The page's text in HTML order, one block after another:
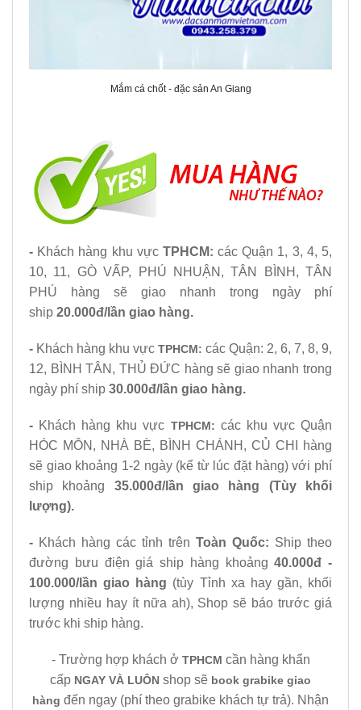
Mắm cá chốt - đặc sản An Giang
- Khách hàng khu vựcTPHCM:các Quận 1, 3, 4, 5,
10, 11, GÒ VẤP, PHÚ NHUẬN, TÂN BÌNH, TÂN
PHÚ hàng sẽ giao nhanh trong ngày phí
ship 20.000đ/lần giao hàng.
- Khách hàng khu vực TPHCM: các Quận: 2, 6, 7, 8, 9,
12, BÌNH TÂN, THỦ ĐỨC hàng sẽ giao nhanh trong
ngày phí ship 30.000đ/lần giao hàng.
- Khách hàng khu vực TPHCM: các khu vực Quận
HÓC MÔN, NHÀ BÈ, BÌNH CHÁNH, CỦ CHI hàng
sẽ giao khoảng 1-2 ngày (kể từ lúc đặt hàng) với phí
ship khoảng 35.000đ/lần giao hàng (Tùy khối
lượng).
- Khách hàng các tỉnh trên Toàn Quốc: Ship theo
đường bưu điện giá ship hàng khoảng40.000đ -
100.000/lần giao hàng (tùy Tỉnh xa hay gần, khối
lượng nhiều hay ít nữa ah), Shop sẽ báo trước giá
trước khi ship hàng.
- Trường hợp khách ở TPHCM cần hàng khẩn
cấp NGAY VÀ LUÔN shop sẽ book grabike giao
hàng đến ngay (phí theo grabike khách tự trả). Nhận